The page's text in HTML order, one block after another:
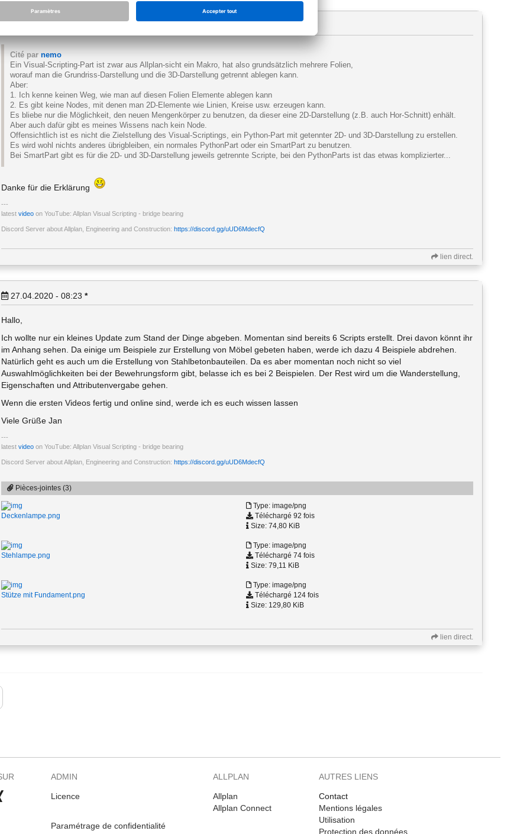
Cité par nemo
Ein Visual-Scripting-Part ist zwar aus Allplan-sicht ein Makro, hat also grundsätzlich mehrere Folien,
worauf man die Grundriss-Darstellung und die 3D-Darstellung getrennt ablegen kann.
Aber:
1. Ich kenne keinen Weg, wie man auf diesen Folien Elemente ablegen kann
2. Es gibt keine Nodes, mit denen man 2D-Elemente wie Linien, Kreise usw. erzeugen kann.
Es bliebe nur die Möglichkeit, den neuen Mengenkörper zu benutzen, da dieser eine 2D-Darstellung (z.B. auch Hor-Schnitt) enhält.
Aber auch dafür gibt es meines Wissens nach kein Node.
Offensichtlich ist es nicht die Zielstellung des Visual-Scriptings, ein Python-Part mit getennter 2D- und 3D-Darstellung zu erstellen.
Es wird wohl nichts anderes übrigbleiben, ein normales PythonPart oder ein SmartPart zu benutzen.
Bei SmartPart gibt es für die 2D- und 3D-Darstellung jeweils getrennte Scripte, bei den PythonParts ist das etwas komplizierter...
Danke für die Erklärung
latest video on YouTube: Allplan Visual Scripting - bridge bearing
Discord Server about Allplan, Engineering and Construction: https://discord.gg/uUD6MdecfQ
lien direct.
27.04.2020 - 08:23 *
Hallo,
Ich wollte nur ein kleines Update zum Stand der Dinge abgeben. Momentan sind bereits 6 Scripts erstellt. Drei davon könnt ihr
im Anhang sehen. Da einige um Beispiele zur Erstellung von Möbel gebeten haben, werde ich dazu 4 Beispiele abdrehen.
Natürlich geht es auch um die Erstellung von Stahlbetonbauteilen. Da es aber momentan noch nicht so viel
Auswahlmöglichkeiten bei der Bewehrungsform gibt, belasse ich es bei 2 Beispielen. Der Rest wird um die Wanderstellung,
Eigenschaften und Attributenvergabe gehen.
Wenn die ersten Videos fertig und online sind, werde ich es euch wissen lassen
Viele Grüße Jan
latest video on YouTube: Allplan Visual Scripting - bridge bearing
Discord Server about Allplan, Engineering and Construction: https://discord.gg/uUD6MdecfQ
Pièces-jointes (3)
Deckenlampe.png
Type: image/png
Téléchargé 92 fois
Size: 74,80 KiB
Stehlampe.png
Type: image/png
Téléchargé 74 fois
Size: 79,11 KiB
Stütze mit Fundament.png
Type: image/png
Téléchargé 124 fois
Size: 129,80 KiB
lien direct.
ADMIN
Licence
Paramétrage de confidentialité
ALLPLAN
Allplan
Allplan Connect
AUTRES LIENS
Contact
Mentions légales
Utilisation
Protection des données